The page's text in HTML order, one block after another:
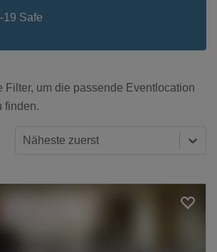
19 Safe
Filter, um die passende Eventlocation
finden.
Näheste zuerst